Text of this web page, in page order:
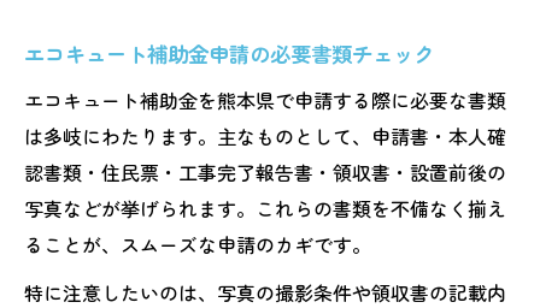
エコキュート補助金申請の必要書類チェック
エコキュート補助金を熊本県で申請する際に必要な書類
は多岐にわたります。主なものとして、申請書・本人確
認書類・住民票・工事完了報告書・領収書・設置前後の
写真などが挙げられます。これらの書類を不備なく揃え
ることが、スムーズな申請のカギです。
特に注意したいのは、写真の撮影条件や領収書の記載内